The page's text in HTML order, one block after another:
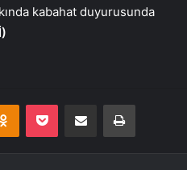
kabahat duyurusunda
Odnoklassniki
Pocket E-Posta ile paylaş Yazdır